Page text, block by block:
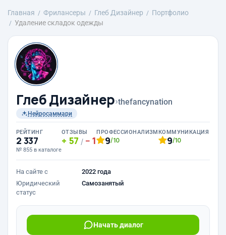
Главная Фрилансеры Глеб Дизайнер
Портфолио
Удаление складок одежды
Глеб Дизайнер›thefancynation
Нейросаммари
РЕЙТИНГ
2 337
№ 855 в каталоге
ОТЗЫВЫ
57 / 1
ПРОФЕССИОНАЛИЗМ
9/10
КОММУНИКАЦИЯ
9/10
На сайте с
2022 года
Юридический
статус
Самозанятый
Начать диалог